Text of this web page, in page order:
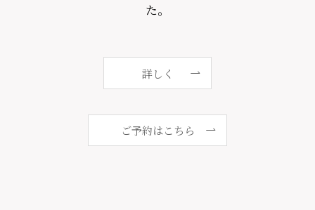
た。
詳しく
ご予約はこちら